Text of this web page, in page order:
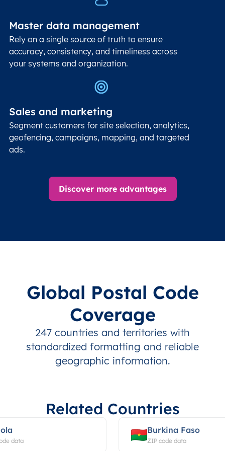
Master data management
Rely on a single source of truth to ensure
accuracy, consistency, and timeliness across
your systems and organization.
Sales and marketing
Segment customers for site selection, analytics,
geofencing, campaigns, mapping, and targeted
ads.
Discover more advantages
Global Postal Code
Coverage
247 countries and territories with
standardized formatting and reliable
geographic information.
Related Countries
data
Burkina Faso
ZIP code data